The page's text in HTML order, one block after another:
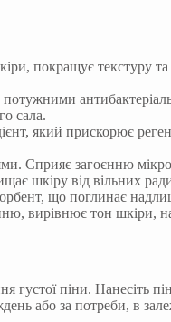
покращує текстуру
сала.
який прискорює
Сприяє загоєнню
шкіру від вільних
що поглинає
вирівнює тон шкіри,
густої піни. Нанесіть
або за потреби, в